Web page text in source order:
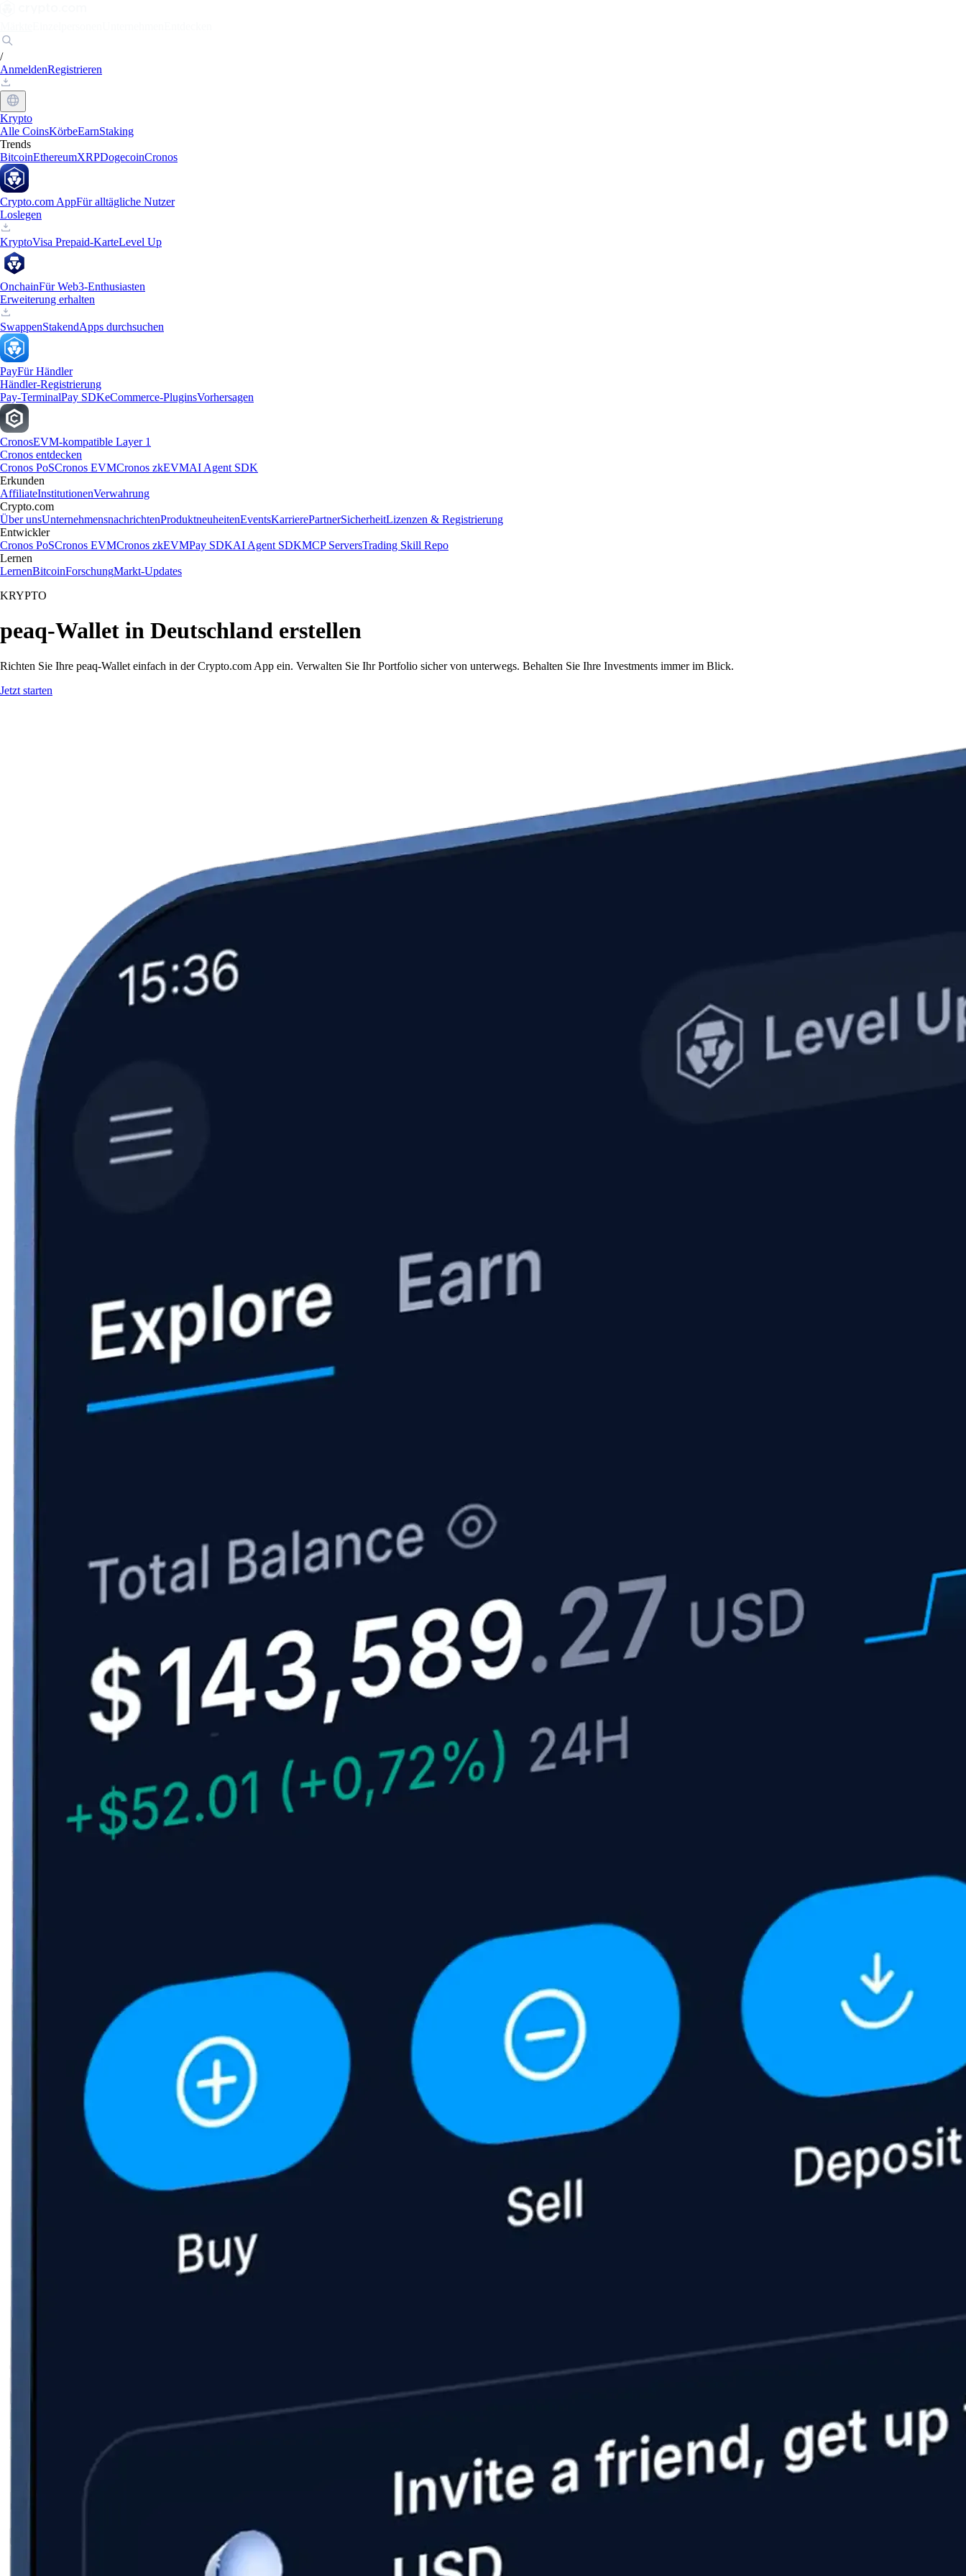
/
AnmeldenRegistrieren
Krypto
Alle CoinsKörbeEarnStaking
Trends
BitcoinEthereumXRPDogecoinCronos
Crypto.com AppFür alltägliche Nutzer
Loslegen
KryptoVisa Prepaid-KarteLevel Up
OnchainFür Web3-Enthusiasten
Erweiterung erhalten
SwappenStakendApps durchsuchen
PayFür Händler
Händler-Registrierung
Pay-TerminalPay SDKeCommerce-PluginsVorhersagen
CronosEVM-kompatible Layer 1
Cronos entdecken
Cronos PoSCronos EVMCronos zkEVMAI Agent SDK
Erkunden
AffiliateInstitutionenVerwahrung
Crypto.com
Über unsUnternehmensnachrichtenProduktneuheitenEventsKarrierePartnerSicherheitLizenzen & Registrierung
Entwickler
Cronos PoSCronos EVMCronos zkEVMPay SDKAI Agent SDKMCP ServersTrading Skill Repo
Lernen
LernenBitcoinForschungMarkt-Updates
KRYPTO
peaq-Wallet in Deutschland erstellen
Richten Sie Ihre peaq-Wallet einfach in der Crypto.com App ein. Verwalten Sie Ihr Portfolio sicher von unterwegs. Behalten Sie Ihre Investments immer im Blick.
Jetzt starten